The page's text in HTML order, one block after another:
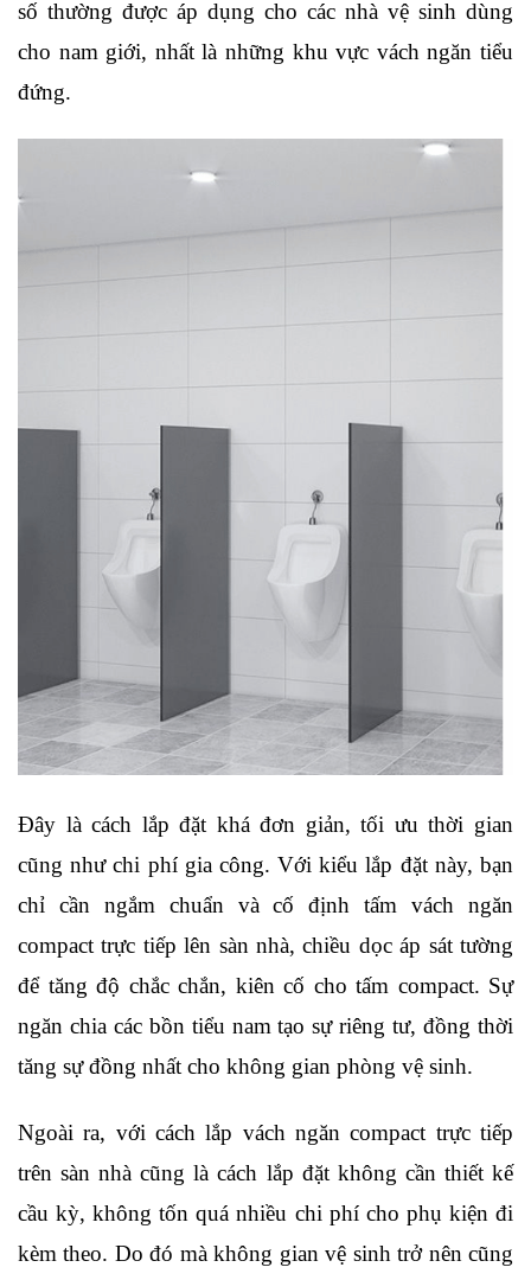
số thường được áp dụng cho các nhà vệ sinh dùng
cho nam giới, nhất là những khu vực vách ngăn tiểu
đứng.
Đây là cách lắp đặt khá đơn giản, tối ưu thời gian
cũng như chi phí gia công. Với kiểu lắp đặt này, bạn
chỉ cần ngắm chuẩn và cố định tấm vách ngăn
compact trực tiếp lên sàn nhà, chiều dọc áp sát tường
để tăng độ chắc chắn, kiên cố cho tấm compact. Sự
ngăn chia các bồn tiểu nam tạo sự riêng tư, đồng thời
tăng sự đồng nhất cho không gian phòng vệ sinh.
Ngoài ra, với cách lắp vách ngăn compact trực tiếp
trên sàn nhà cũng là cách lắp đặt không cần thiết kế
cầu kỳ, không tốn quá nhiều chi phí cho phụ kiện đi
kèm theo. Do đó mà không gian vệ sinh trở nên cũng